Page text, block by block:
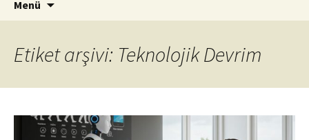
Menü
Etiket arşivi: Teknolojik Devrim